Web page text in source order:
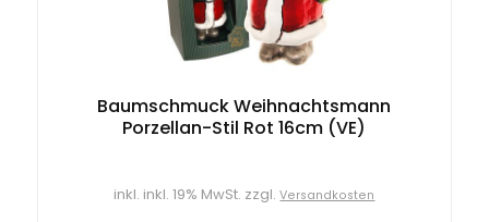
Baumschmuck Weihnachtsmann
Porzellan-Stil Rot 16cm (VE)
inkl. inkl. 19% MwSt. zzgl.Versandkosten